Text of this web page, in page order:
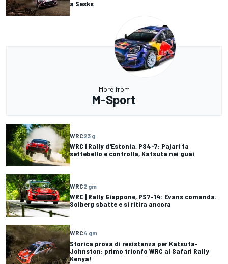
a Sesks
More from
M-Sport
WRC23 g
WRC | Rally d'Estonia, PS4-7: Pajari fa
settebello e controlla, Katsuta nei guai
WRC2 gm
WRC | Rally Giappone, PS7-14: Evans comanda.
Solberg sbatte e si ritira ancora
WRC4 gm
Storica prova di resistenza per Katsuta-
Johnston: primo trionfo WRC al Safari Rally
Kenya!